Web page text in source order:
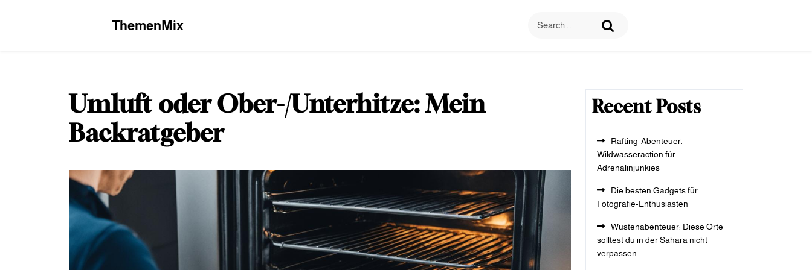
ThemenMix
Umluft oder Ober-/Unterhitze: Mein
Backratgeber
Recent Posts
Rafting-Abenteuer:
Wildwasseraction für
Adrenalinjunkies
Die besten Gadgets für
Fotografie-Enthusiasten
Wüstenabenteuer: Diese Orte
solltest du in der Sahara nicht
verpassen